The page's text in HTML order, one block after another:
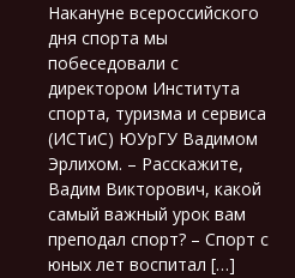
Накануне всероссийского
дня спорта мы
побеседовали с
директором Института
спорта, туризма и сервиса
(ИСТиС) ЮУрГУ Вадимом
Эрлихом. – Расскажите,
Вадим Викторович, какой
самый важный урок вам
преподал спорт? – Спорт с
юных лет воспитал […]